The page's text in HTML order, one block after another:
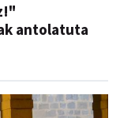
antolatuta